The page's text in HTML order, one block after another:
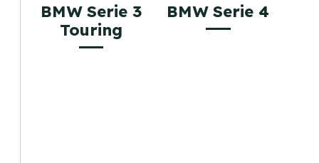
BMW Serie 3
Touring
BMW Serie 4